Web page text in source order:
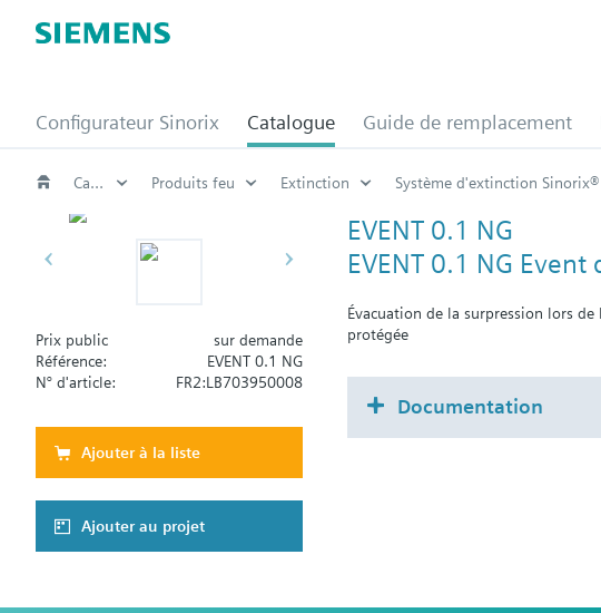
Configurateur Sinorix Catalogue Guide de remplacement
Catalogue Produits feu Extinction Système d'extinction Sinorix®
EVENT 0.1 NG
EVENT 0.1 NG Event
Évacuation de la surpression lors
protégée
Prix public
sur demande
Référence:
EVENT 0.1 NG
N° d'article:
FR2:LB703950008
Ajouter à la liste
Ajouter au projet
Documentation